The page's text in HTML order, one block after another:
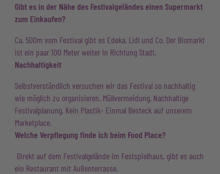
Gibt es in der Nähe des Festivalgeländes einen Supermarkt
zum Einkaufen?
Ca. 500m vom Festival gibt es Edeka, Lidl und Co. Der Biomarkt
ist ein paar 100 Meter weiter in Richtung Stadt.
Nachhaltigkeit
Selbstverständlich versuchen wir das Festival so nachhaltig
wie möglich zu organisieren. Müllvermeidung, Nachhaltige
Festivalplanung, Kein Plastik- Einmal Besteck auf unserem
Marketplace.
Welche Verpflegung finde ich beim Food Place?
Direkt auf dem Festivalgelände im Festspielhaus, gibt es auch
ein Restaurant mit Außenterrasse.